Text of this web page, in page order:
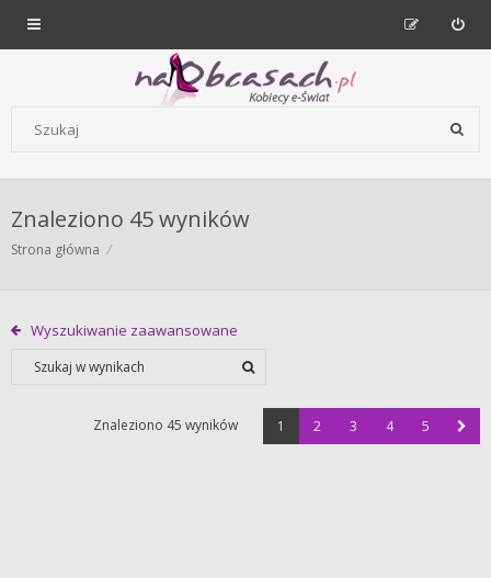
Forum dla kobiet | NaObcasach.pl
Znaleziono 45 wyników
Strona główna
Wyszukiwanie zaawansowane
Znaleziono 45 wyników 1 2 3 4 5